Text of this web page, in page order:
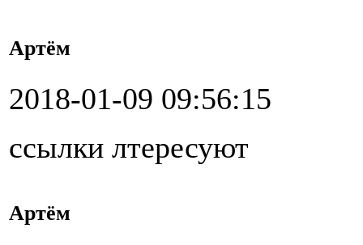
Артём
2018-01-09 09:56:15
ссылки лтересуют
Артём